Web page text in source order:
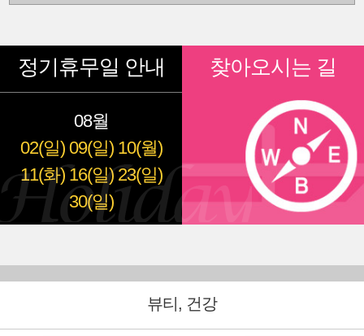
정기휴무일 안내
08월
02(일) 09(일) 10(월)
11(화) 16(일) 23(일)
30(일)
찾아오시는 길
뷰티, 건강